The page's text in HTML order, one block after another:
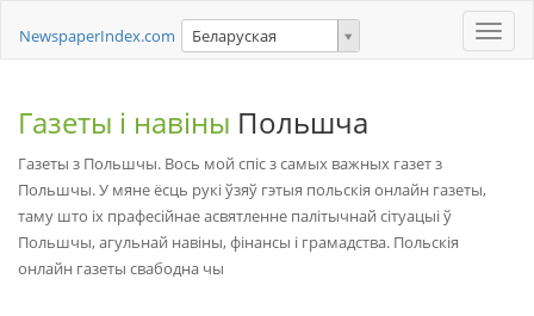
Toggle
NewspaperIndex.com Беларуская
Газеты і навіны Польшча
Газеты з Польшчы. Вось мой спіс з самых важных газет з
Польшчы. У мяне ёсць рукі ўзяў гэтыя польскія онлайн газеты,
таму што іх прафесійнае асвятленне палітычнай сітуацыі ў
Польшчы, агульнай навіны, фінансы і грамадства. Польскія
онлайн газеты свабодна чы